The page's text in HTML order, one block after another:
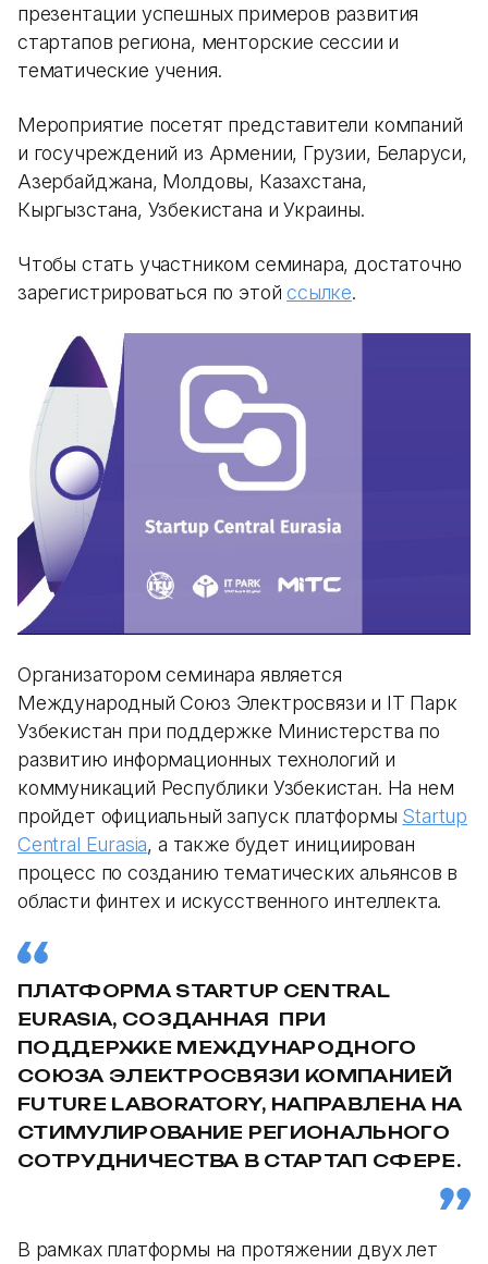
презентации успешных примеров развития
стартапов региона, менторские сессии и
тематические учения.
Мероприятие посетят представители компаний
и госучреждений из Армении, Грузии, Беларуси,
Азербайджана, Молдовы, Казахстана,
Кыргызстана, Узбекистана и Украины.
Чтобы стать участником семинара, достаточно
зарегистрироваться по этойссылке.
Организатором семинара является
Международный Союз Электросвязи и IT Парк
Узбекистан при поддержке Министерства по
развитию информационных технологий и
коммуникаций Республики Узбекистан. На нем
пройдет официальный запуск платформы Startup
Central Eurasia, а также будет инициирован
процесс по созданию тематических альянсов в
области финтех и искусственного интеллекта.
ПЛАТФОРМА STARTUP CENTRAL
EURASIA, СОЗДАННАЯ ПРИ
ПОДДЕРЖКЕ МЕЖДУНАРОДНОГО
СОЮЗА ЭЛЕКТРОСВЯЗИ КОМПАНИЕЙ
FUTURE LABORATORY, НАПРАВЛЕНА НА
СТИМУЛИРОВАНИЕ РЕГИОНАЛЬНОГО
СОТРУДНИЧЕСТВА В СТАРТАП СФЕРЕ.
В рамках платформы на протяжении двух лет